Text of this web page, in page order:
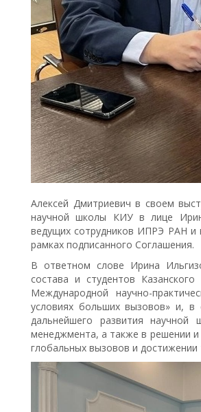
Алексей Дмитриевич в своем
научной школы КИУ в лице
ведущих сотрудников ИПРЭ РАН и
рамках подписанного Соглашения.
В ответном слове Ирина
состава и студентов
Международной научно-
условиях больших вызовов» и,
дальнейшего развития научной
менеджмента, а также в решении и
глобальных вызовов и достижении